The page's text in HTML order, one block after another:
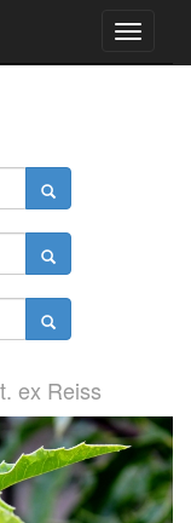
Menu
ex Reiss